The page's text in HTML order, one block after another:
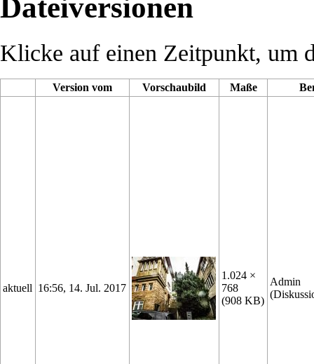
Dateiversionen
Klicke auf einen Zeitpunkt, um
Version vom Vorschaubild Maße
aktuell 16:56, 14. Jul. 2017
1.024 ×
768
(908 KB)
Admin
(